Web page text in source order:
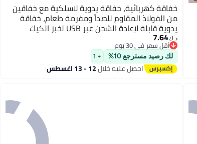
خفاقة كهربائية، خفاقة يدوية لاسلكية مع خفاقين
من الفولاذ المقاوم للصدأ ومفرمة طعام، خفاقة
يدوية قابلة لإعادة الشحن عبر USB لخبز الكيك
والبيض والكريمة، خفاقة يدوية قابلة للتعديل بثلاث
سرعات، خفاقة كهربائية محمولة لاسلكية
د.ك‏7.64
أقل سعر في 30 يوم
أقل سعر في 30 يوم
لك رصيد مسترجع 10% + 1
احصل عليه خلال12 - 13 اغسطس